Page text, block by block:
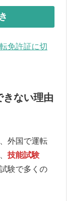
免許証に切
きない理由
外国で運転
技能試験
験で多くの